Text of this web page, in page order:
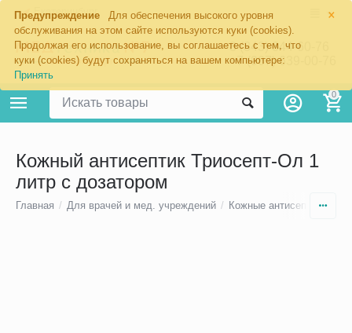
×
Предупреждение
Для обеспечения высокого уровня
обслуживания на этом сайте используются куки (cookies).
Продолжая его использование, вы соглашаетесь с тем, что
куки (cookies) будут сохраняться на вашем компьютере:
Принять
Екатеринбург
8 (343) 344-60-76
+7 (967) 639-00-76
0
Кожный антисептик Триосепт-Ол 1
литр с дозатором
Главная / Для врачей и мед. учреждений / Кожные антисептики для